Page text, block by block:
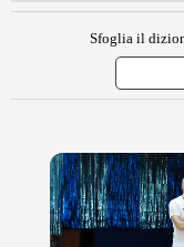
Sfoglia il